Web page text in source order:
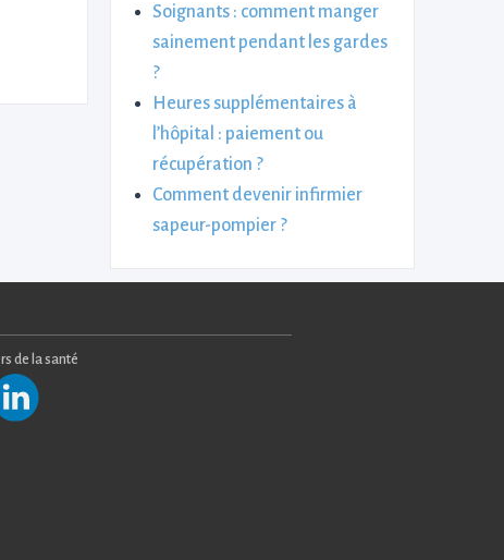
Soignants : comment manger
sainement pendant les gardes
?
Heures supplémentaires à
l’hôpital : paiement ou
récupération ?
Comment devenir infirmier
sapeur-pompier ?
de la santé